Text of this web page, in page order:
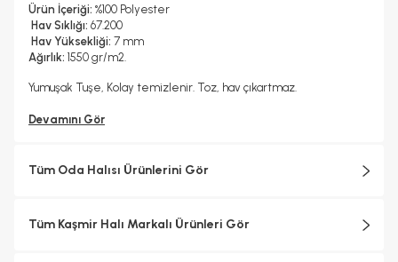
Ürün İçeriği: %100 Polyester
Hav Sıklığı: 67.200
Hav Yüksekliği: 7 mm
Ağırlık: 1550 gr/m2.
Yumuşak Tuşe, Kolay temizlenir. Toz, hav çıkartmaz.
Devamını Gör
Tüm Oda Halısı Ürünlerini Gör
Tüm Kaşmir Halı Markalı Ürünleri Gör